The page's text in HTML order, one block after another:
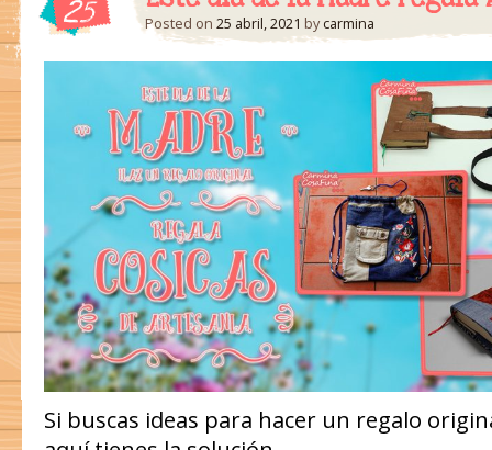
25 Posted on 25 abril, 2021 by carmina
Si buscas ideas para hacer un regalo